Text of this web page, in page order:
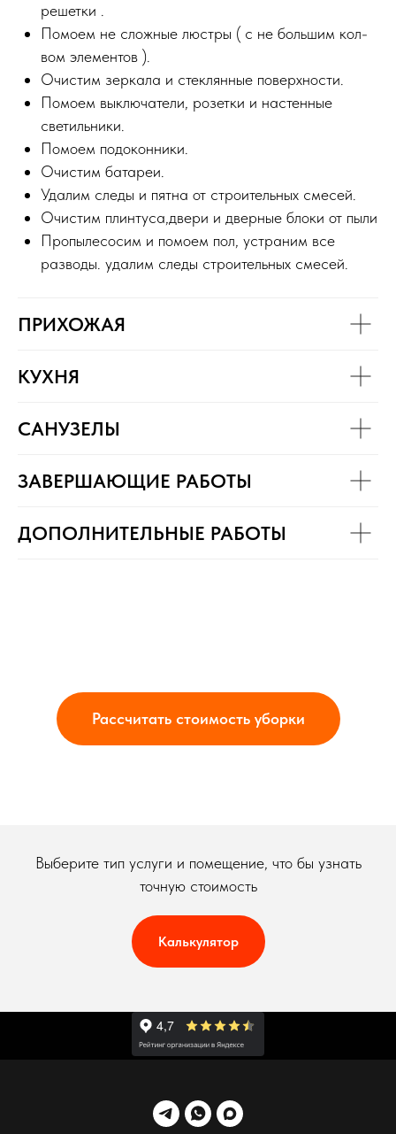
решетки .
Помоем не сложные люстры ( с не большим кол-
вом элементов ).
Очистим зеркала и стеклянные поверхности.
Помоем выключатели, розетки и настенные
светильники.
Помоем подоконники.
Очистим батареи.
Удалим следы и пятна от строительных смесей.
Очистим плинтуса,двери и дверные блоки от пыли
Пропылесосим и помоем пол, устраним все
разводы. удалим следы строительных смесей.
ПРИХОЖАЯ
КУХНЯ
САНУЗЕЛЫ
ЗАВЕРШАЮЩИЕ РАБОТЫ
ДОПОЛНИТЕЛЬНЫЕ РАБОТЫ
Рассчитать стоимость уборки
Выберите тип услуги и помещение, что бы узнать
точную стоимость
Калькулятор